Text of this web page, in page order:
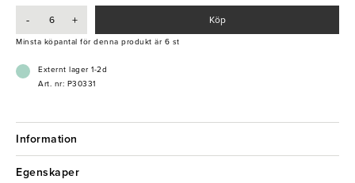
- Högkvalitativt porslinsfat
- Förgyller fikastunden
- + Köp
Minsta köpantal för denna produkt är 6 st
Externt lager 1-2d
Art. nr: P30331
Information
Egenskaper